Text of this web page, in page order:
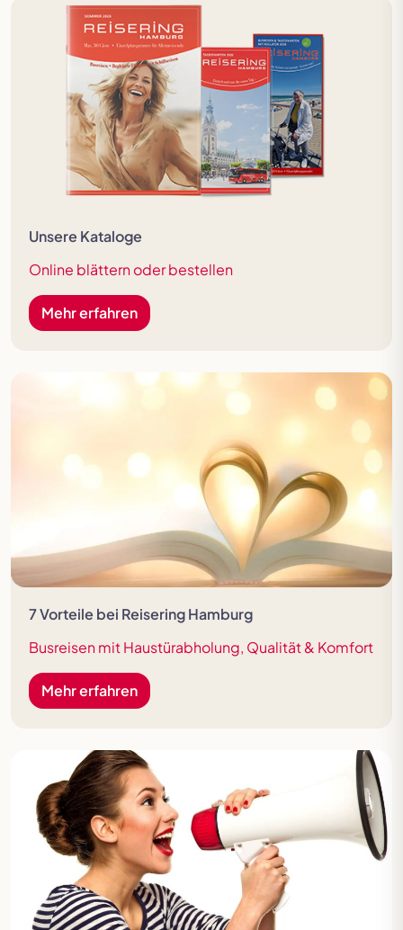
Unsere Kataloge
Online blättern oder bestellen
Mehr erfahren
7 Vorteile bei Reisering Hamburg
Busreisen mit Haustürabholung, Qualität & Komfort
Mehr erfahren